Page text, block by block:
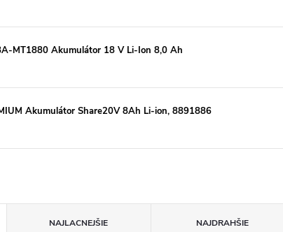
MT1880 Akumulátor 18 V Li-Ion 8,0 Ah
Akumulátor Share20V 8Ah Li-ion, 8891886
NAJLACNEJŠIE NAJDRAHŠIE